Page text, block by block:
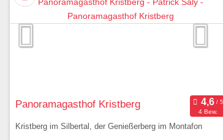
Panoramagasthof Kristberg
4 Bew.
Kristberg im Silbertal, der Genießerberg im Montafon